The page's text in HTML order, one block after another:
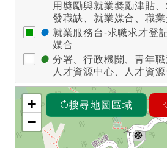
用奬勵與就業奬勵津貼
發職缺、就業媒合、職
● 就業服務台-求職求才登
媒合
● 分署、行政機關、青年
人才資源中心、人才資
搜尋地圖區域
+
−